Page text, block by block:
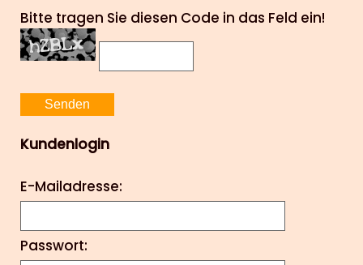
Bitte tragen Sie diesen Code in das Feld ein!
Kundenlogin
E-Mailadresse:
Passwort: